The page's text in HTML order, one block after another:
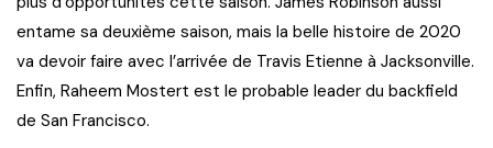
entame sa deuxième saison, mais la belle histoire de 2020
va devoir faire avec l’arrivée de Travis Etienne à Jacksonville.
Enfin, Raheem Mostert est le probable leader du backfield
de San Francisco.